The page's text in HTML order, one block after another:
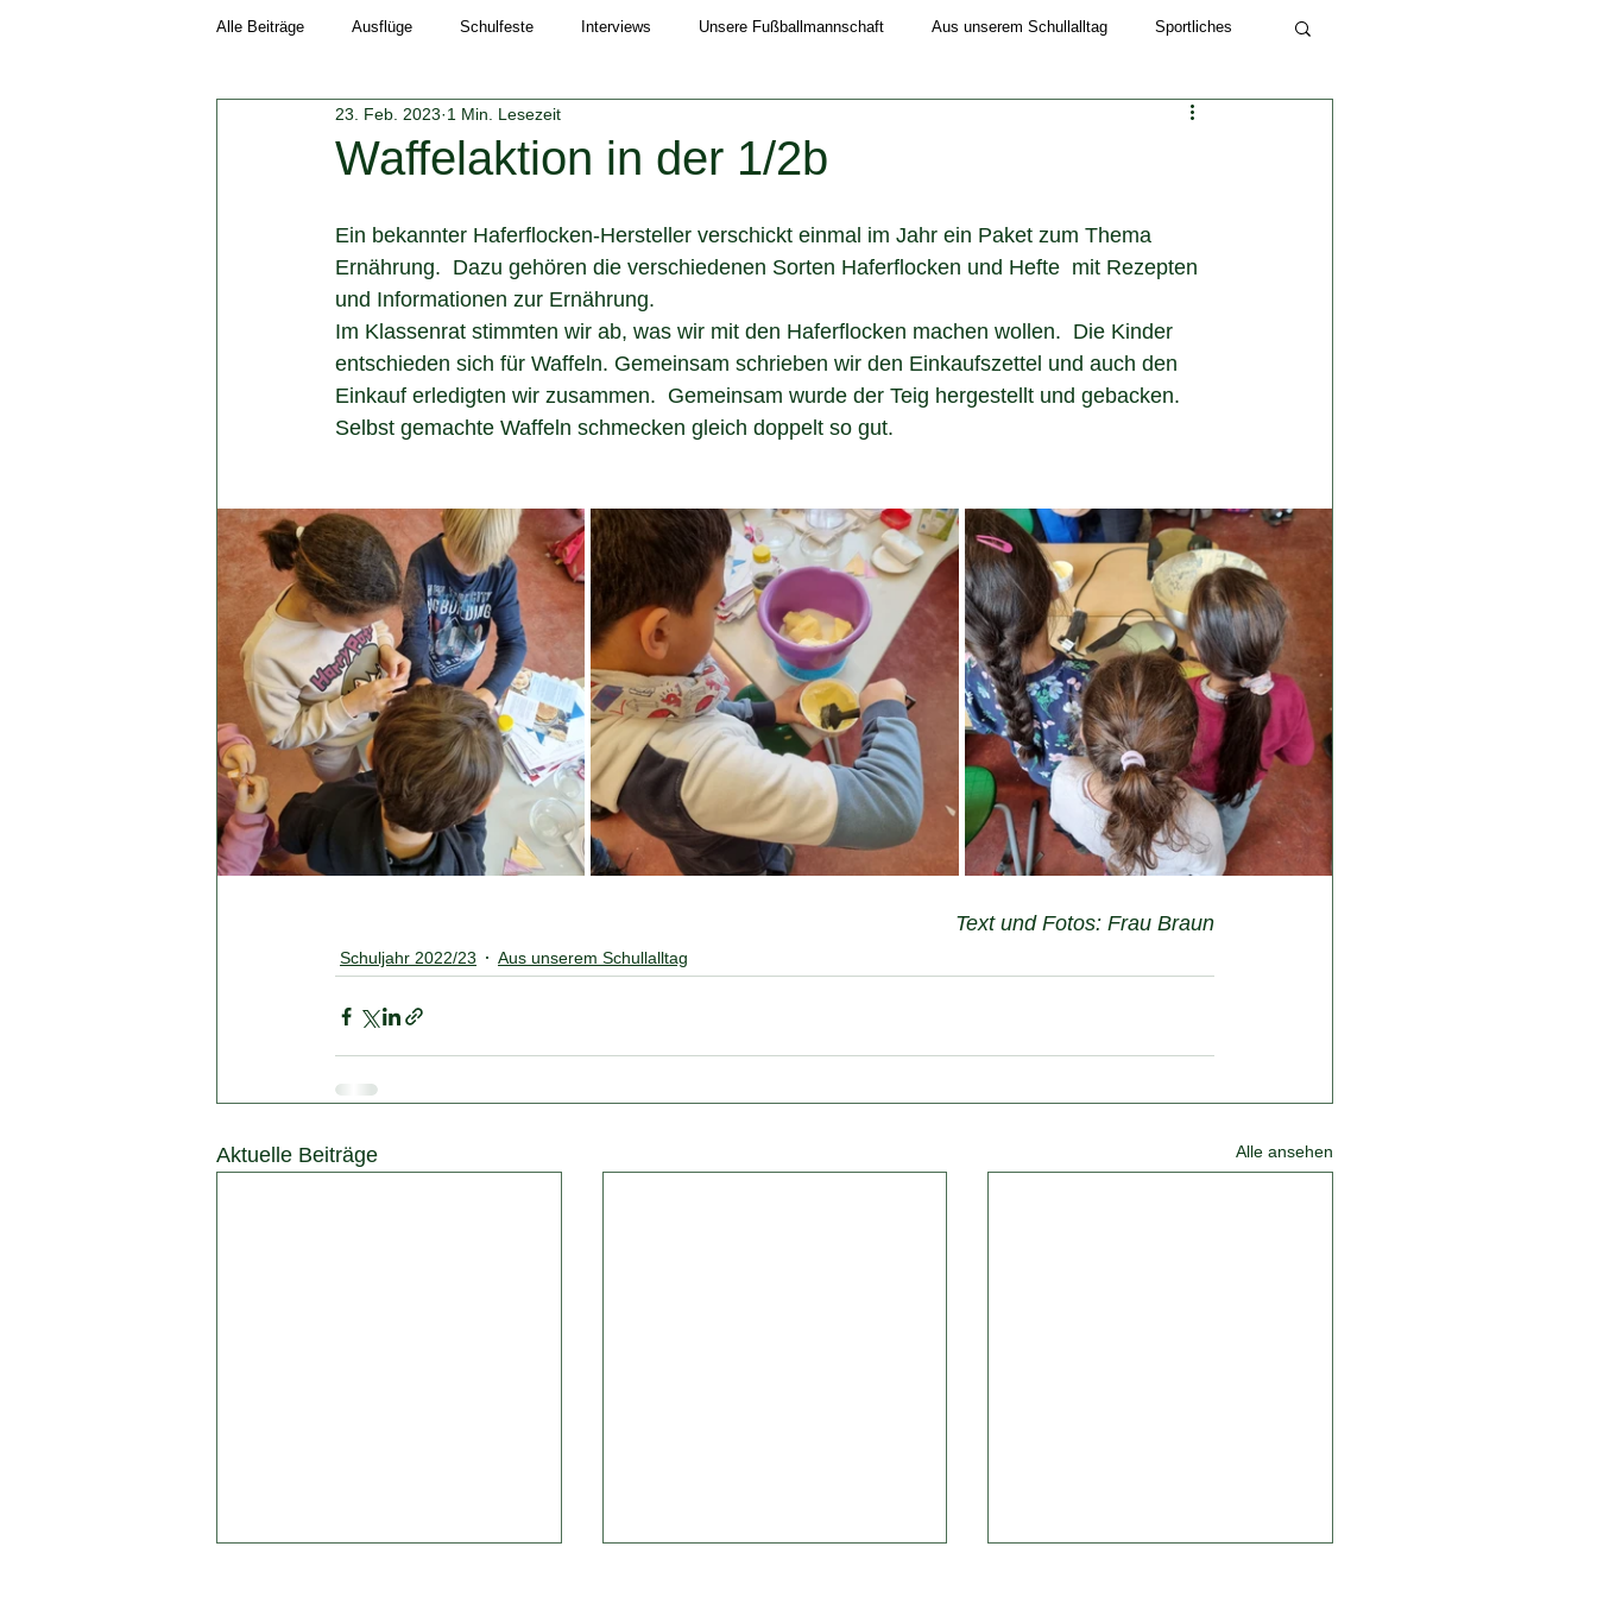
Alle Beiträge Ausflüge Schulfeste Interviews Unsere Fußballmannschaft Aus unserem Schullalltag Sportliches
Schuljahr 2018/19 Neuigkeiten Schuljahr 2022/23
Waffelaktion in der 1/2b
23. Feb. 2023 1 Min. Lesezeit
Ein bekannter Haferflocken-Hersteller verschickt einmal im Jahr ein Paket zum Thema
Ernährung.  Dazu gehören die verschiedenen Sorten Haferflocken und Hefte  mit Rezepten
und Informationen zur Ernährung.
Im Klassenrat stimmten wir ab, was wir mit den Haferflocken machen wollen.  Die Kinder
entschieden sich für Waffeln. Gemeinsam schrieben wir den Einkaufszettel und auch den
Einkauf erledigten wir zusammen.  Gemeinsam wurde der Teig hergestellt und gebacken.
Selbst gemachte Waffeln schmecken gleich doppelt so gut.
Text und Fotos: Frau Braun
Schuljahr 2022/23 Aus unserem Schullalltag
Aktuelle Beiträge Alle ansehen